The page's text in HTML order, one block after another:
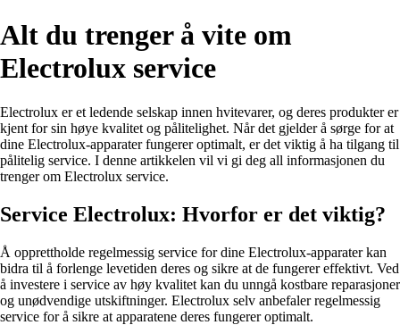
Alt du trenger å vite om
Electrolux service
Electrolux er et ledende selskap innen hvitevarer, og deres produkter er
kjent for sin høye kvalitet og pålitelighet. Når det gjelder å sørge for at
dine Electrolux-apparater fungerer optimalt, er det viktig å ha tilgang til
pålitelig service. I denne artikkelen vil vi gi deg all informasjonen du
trenger om Electrolux service.
Service Electrolux: Hvorfor er det viktig?
Å opprettholde regelmessig service for dine Electrolux-apparater kan
bidra til å forlenge levetiden deres og sikre at de fungerer effektivt. Ved
å investere i service av høy kvalitet kan du unngå kostbare reparasjoner
og unødvendige utskiftninger. Electrolux selv anbefaler regelmessig
service for å sikre at apparatene deres fungerer optimalt.